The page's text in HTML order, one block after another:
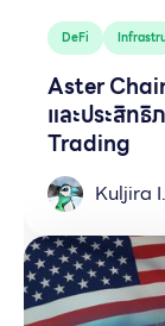
DeFi
Aster
และประสิท
Trading
Kuljira I.